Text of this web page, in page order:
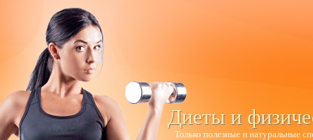
Диеты и
Только полезные и натуральные